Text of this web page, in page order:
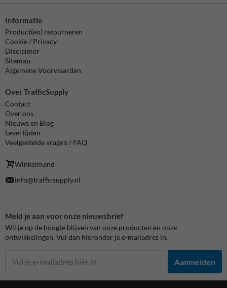
Informatie
Product(en) retourneren
Cookie / Privacy
Disclaimer
Sitemap
Algemene Voorwaarden
Over TrafficSupply
Contact
Over ons
Nieuws en Blog
Levertijden
Veelgestelde vragen / FAQ
Winkelmand
info@trafficsupply.nl
Meld je aan voor onze nieuwsbrief
Wil je op de hoogte blijven van onze producten en onze
ontwikkelingen. Vul dan hieronder je e-mailadres in.
Aanmelden